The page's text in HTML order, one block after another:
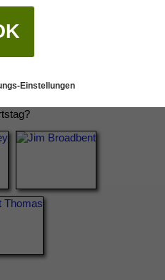
Einstellungen